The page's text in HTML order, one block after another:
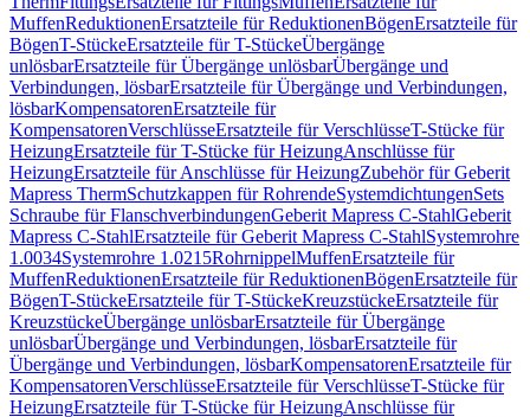
MuffenReduktionenErsatzteile für ReduktionenBögenErsatzteile für
BögenT-StückeErsatzteile für T-StückeÜbergänge
unlösbarErsatzteile für Übergänge unlösbarÜbergänge und
Verbindungen, lösbarErsatzteile für Übergänge und Verbindungen,
lösbarKompensatorenErsatzteile für
KompensatorenVerschlüsseErsatzteile für VerschlüsseT-Stücke für
HeizungErsatzteile für T-Stücke für HeizungAnschlüsse für
HeizungErsatzteile für Anschlüsse für HeizungZubehör für Geberit
Mapress ThermSchutzkappen für RohrendeSystemdichtungenSets
Schraube für FlanschverbindungenGeberit Mapress C-StahlGeberit
Mapress C-StahlErsatzteile für Geberit Mapress C-StahlSystemrohre
1.0034Systemrohre 1.0215RohrnippelMuffenErsatzteile für
MuffenReduktionenErsatzteile für ReduktionenBögenErsatzteile für
BögenT-StückeErsatzteile für T-StückeKreuzstückeErsatzteile für
KreuzstückeÜbergänge unlösbarErsatzteile für Übergänge
unlösbarÜbergänge und Verbindungen, lösbarErsatzteile für
Übergänge und Verbindungen, lösbarKompensatorenErsatzteile für
KompensatorenVerschlüsseErsatzteile für VerschlüsseT-Stücke für
HeizungErsatzteile für T-Stücke für HeizungAnschlüsse für